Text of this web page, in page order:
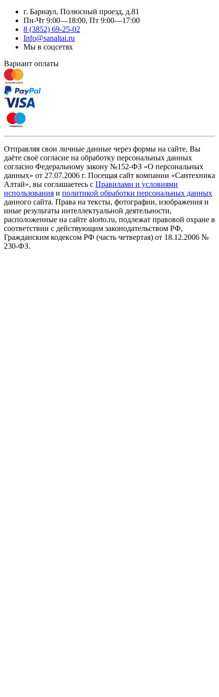
г. Барнаул, Полюсный проезд, д.81
Пн-Чт 9:00—18:00, Пт 9:00—17:00
8 (3852) 69-25-02
Info@sanaltai.ru
Мы в соцсетях
Вариант оплаты
Отправляя свои личные данные через формы на сайте, Вы
даёте своё согласие на обработку персональных данных
согласно Федеральному закону №152-ФЗ «О персональных
данных» от 27.07.2006 г. Посещая сайт компании «Cантехника
Алтай», вы соглашаетесь с Правилами и условиями
использования и политикой обработки персональных данных
данного сайта. Права на тексты, фотографии, изображения и
иные результаты интеллектуальной деятельности,
расположенные на сайте alorto.ru, подлежат правовой охране в
соответствии с действующим законодательством РФ,
Гражданским кодексом РФ (часть четвертая) от 18.12.2006 №
230-ФЗ.